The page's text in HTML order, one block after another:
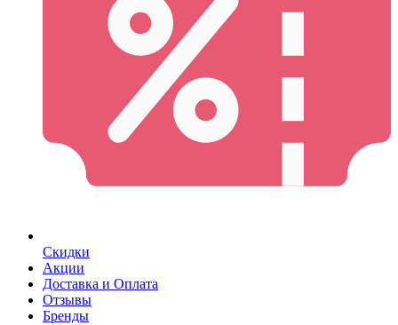
Скидки
Акции
Доставка и Оплата
Отзывы
Бренды